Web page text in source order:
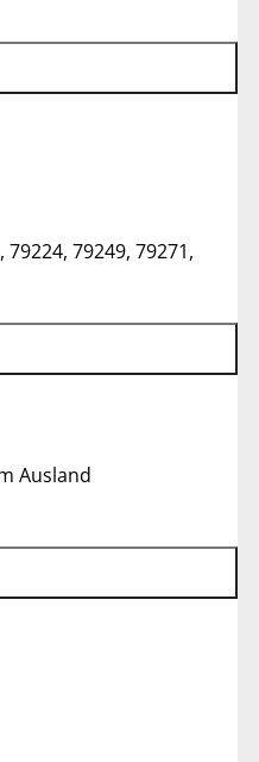
79224, 79249, 79271,
Ausland